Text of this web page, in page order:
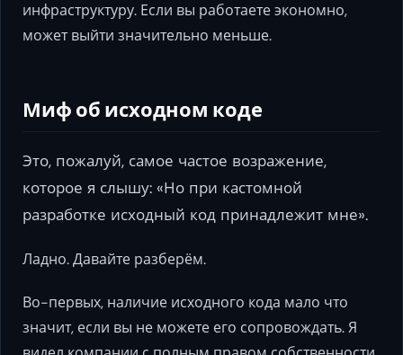
инфраструктуру. Если вы работаете экономно,
может выйти значительно меньше.
Миф об исходном коде
Это, пожалуй, самое частое возражение,
которое я слышу: «Но при кастомной
разработке исходный код принадлежит мне».
Ладно. Давайте разберём.
Во-первых, наличие исходного кода мало что
значит, если вы не можете его сопровождать. Я